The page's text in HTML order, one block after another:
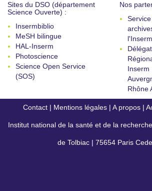
Sites du DSO (département
Science Ouverte) :
Insermbiblio
MeSH bilingue
HAL-Inserm
Photoscience
Science Open Service
(SOS)
Nos
l'Inserm
Inserm
Rhône
Contact | Mentions légales | A propos |
conforme)
Institut national de la santé et de la
de Tolbiac | 75654 Paris